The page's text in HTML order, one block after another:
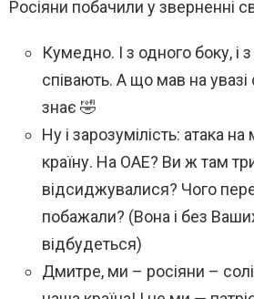
Росіяни побачили у зверненні
Кумедно. І з одного боку, і
співають. А що мав на увазі
знає 🤣
Ну і зарозумілість: атака
країну. На ОАЕ? Ви ж там
відсиджувалися? Чого
побажали? (Вона і без
відбудеться)
Дмитре, ми – росіяни –